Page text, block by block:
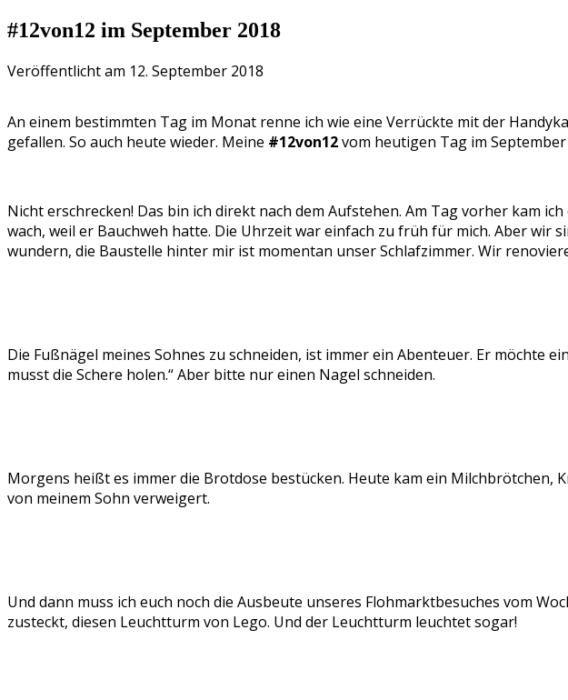
#12von12 im September 2018
Veröffentlicht am 12. September 2018
An einem bestimmten Tag im Monat renne ich wie eine Verrückte mit der
gefallen. So auch heute wieder. Meine #12von12vom heutigen Tag im
Nicht erschrecken! Das bin ich direkt nach dem Aufstehen. Am Tag vorher kam
wach, weil er Bauchweh hatte. Die Uhrzeit war einfach zu früh für mich. Aber
wundern, die Baustelle hinter mir ist momentan unser Schlafzimmer. Wir
Die Fußnägel meines Sohnes zu schneiden, ist immer ein Abenteuer. Er möchte
musst die Schere holen.“ Aber bitte nur einen Nagel schneiden.
Morgens heißt es immer die Brotdose bestücken. Heute kam ein
von meinem Sohn verweigert.
Und dann muss ich euch noch die Ausbeute unseres Flohmarktbesuches vom
zusteckt, diesen Leuchtturm von Lego. Und der Leuchtturm leuchtet sogar!